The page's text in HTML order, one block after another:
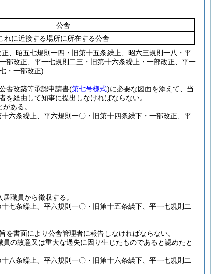
公舎
れに近接する場所に所在する公舎
、昭五七規則一四・旧第十五条繰上、昭六三規則一八・平
部改正、平一七規則二三・旧第十六条繰上・一部改正、平一
・一部改正)
舎改築等承認申請書(第七号様式)に必要な図面を添えて、当
経由して知事に提出しなければならない。
ある。
六条繰上、平六規則一〇・旧第十四条繰下・一部改正、平
職員から徴収する。
七条繰上、平六規則一〇・旧第十五条繰下、平一七規則二
書面により公舎管理者に報告しなければならない。
の故意又は重大な過失に因り生じたものであると認めたと
八条繰上、平六規則一〇・旧第十六条繰下、平一七規則二